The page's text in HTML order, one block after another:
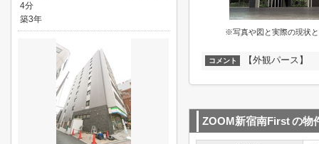
※写真や図と実際の現状
コメント 【外観パース】
ZOOM新宿南Firstの物
4分
築3年